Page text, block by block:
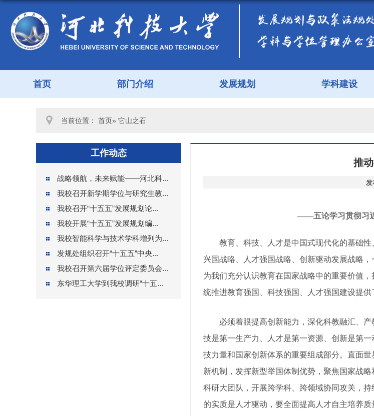
首页 部门介绍 发展规划 学科建设
当前位置： 首页» 它山之石
工作动态
战略领航，未来赋能——河北科...
我校召开新学期学位与研究生教...
我校召开“十五五”发展规划论...
我校开展“十五五”发展规划编...
我校智能科学与技术学科增列为...
发规处组织召开“十五五”中央...
我校召开第六届学位评定委员会...
东华理工大学到我校调研“十五...
推
发
——五论学习贯彻习
教育、科技、人才是中国式现代化的基础性
兴国战略、人才强国战略、创新驱动发展战略
为我们充分认识教育在国家战略中的重要价值
统推进教育强国、科技强国、人才强国建设提供
必须着眼提高创新能力，深化科教融汇、产
技是第一生产力、人才是第一资源、创新是第
技力量和国家创新体系的重要组成部分。直面
新机制，发挥新型举国体制优势，聚焦国家战
科研大团队，开展跨学科、跨领域协同攻关，
的实质是人才驱动，要全面提高人才自主培养